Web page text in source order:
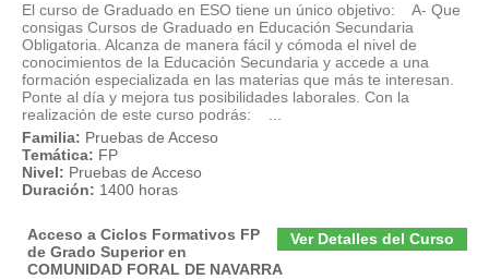
El curso de Graduado en ESO tiene un único objetivo: A- Que
consigas Cursos de Graduado en Educación Secundaria
Obligatoria. Alcanza de manera fácil y cómoda el nivel de
conocimientos de la Educación Secundaria y accede a una
formación especializada en las materias que más te interesan.
Ponte al día y mejora tus posibilidades laborales. Con la
realización de este curso podrás: ...
Familia: Pruebas de Acceso
Temática: FP
Nivel: Pruebas de Acceso
Duración: 1400 horas
Ver Detalles del Curso
Acceso a Ciclos Formativos FP
de Grado Superior en
COMUNIDAD FORAL DE NAVARRA